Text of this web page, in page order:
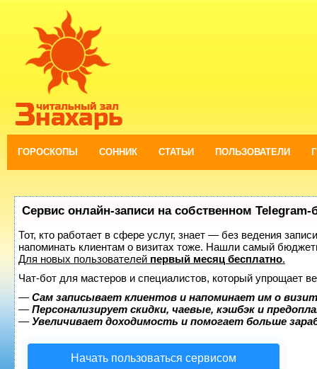
ГОРОСКОПЫ СОННИК СТАТЬИ ПОЛЬЗОВАТЕЛИ
Сервис онлайн-записи на собственном Telegram-
Тот, кто работает в сфере услуг, знает — без ведения
напоминать клиентам о визитах тоже. Нашли самый
Для новых пользователей первый месяц бесплатно.
Чат-бот для мастеров и специалистов, который упрощает
— Сам записывает клиентов и напоминает им о
— Персонализирует скидки, чаевые, кэшбэк и
— Увеличивает доходимость и помогает больше
Начать пользоваться сервисом